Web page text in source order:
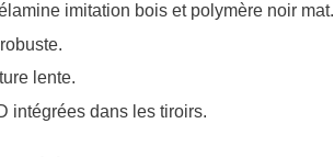
imitation bois et polymère noir mat.
lente.
intégrées dans les tiroirs.